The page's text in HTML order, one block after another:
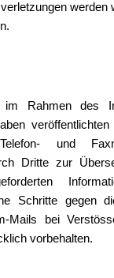
werden
Rahmen des
Telefon- und
Dritte zur
Schritte gegen
Mails bei
vorbehalten.